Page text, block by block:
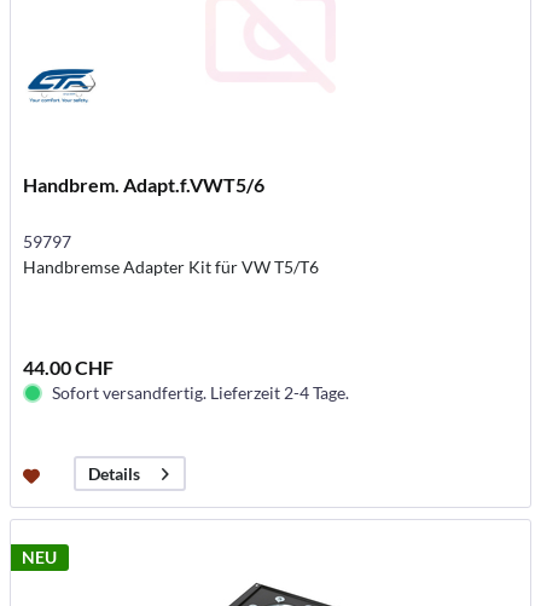
Handbrem. Adapt.f.VWT5/6
59797
Handbremse Adapter Kit für VW T5/T6
44.00 CHF
Sofort versandfertig. Lieferzeit 2-4 Tage.
Details
NEU